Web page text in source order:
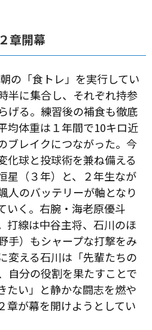
章開幕
の「食トレ」を実行してい
半に集合し、それぞれ持参
げる。練習後の補食も徹底
均体重は１年間で10キロ近
ブレイクにつながった。今
化球と投球術を兼ね備える
星（３年）と、２年生なが
人のバッテリーが軸となり
いく。右腕・海老原優斗
打線は中谷主将、石川のほ
手）もシャープな打撃をみ
変える石川は「先輩たちの
自分の役割を果たすことで
たい」と静かな闘志を燃や
章が幕を開けようとしてい